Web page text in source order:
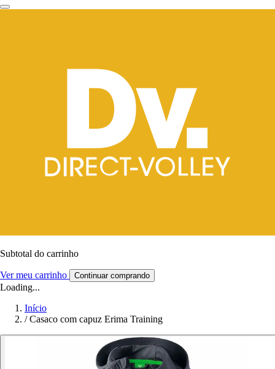
Subtotal do carrinho
Ver meu carrinho Continuar comprando
Loading...
Início
/ Casaco com capuz Erima Training